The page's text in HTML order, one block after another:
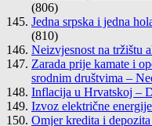
(806)
Jedna srpska i jedna
(810)
Neizvjesnost na tržištu
Zarada prije kamate i
srodnim društvima –
Inflacija u Hrvatskoj –
Izvoz električne
Omjer kredita i